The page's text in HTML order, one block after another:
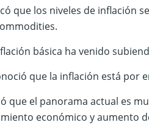
que los niveles de inflación
básica ha venido
que la inflación está por
que el panorama actual es
económico y aumento